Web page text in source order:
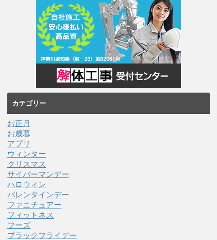
カテゴリー
お正月
お歳暮
アプリ
ウィンター
クリスマス
サイバーマンデー
ハロウィン
バレンタインデー
ファニチュアー
フィットネス
フーズ
ブラックフライデー